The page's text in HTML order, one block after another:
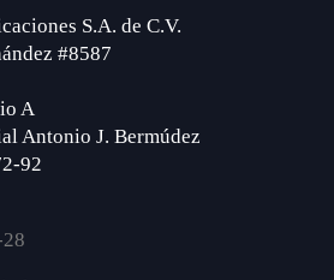
S.A. de C.V.
#8587
A
Antonio J. Bermúdez
92